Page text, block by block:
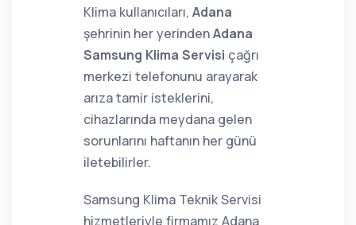
Klima kullanıcıları, Adana
şehrinin her yerindenAdana
Samsung Klima Servisi çağrı
merkezi telefonunu arayarak
arıza tamir isteklerini,
cihazlarında meydana gelen
sorunlarını haftanın her günü
iletebilirler.
Samsung Klima Teknik Servisi
hizmetleriyle firmamız Adana